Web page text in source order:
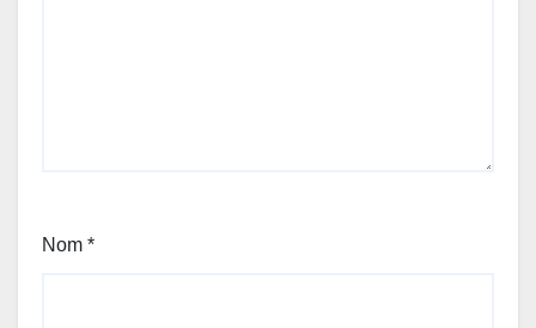
Nom *